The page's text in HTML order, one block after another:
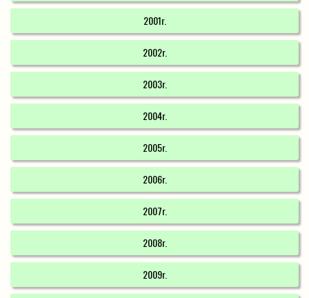
2001r.
2002r.
2003r.
2004r.
2005r.
2006r.
2007r.
2008r.
2009r.